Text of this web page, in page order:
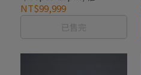
NT$99,999
已售完